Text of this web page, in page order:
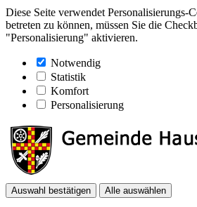
Diese Seite verwendet Personalisierungs-
betreten zu können, müssen Sie die
"Personalisierung" aktivieren.
Notwendig
Statistik
Komfort
Personalisierung
Auswahl bestätigen Alle auswählen